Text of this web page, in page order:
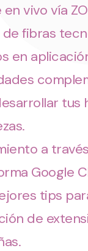
en vivo vía
de fibras
en
tus
a
Google
tips
de